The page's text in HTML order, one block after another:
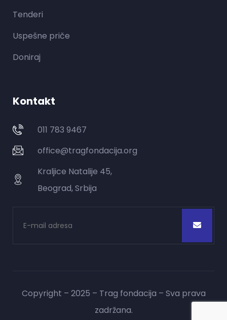
Tenderi
Uspešne priče
Doniraj
Kontakt
011 783 9467
office@tragfondacija.org
Kraljice Natalije 45,
Beograd, Srbija
Copyright – 2025 – Trag fondacija – Sva prava
zadržana.